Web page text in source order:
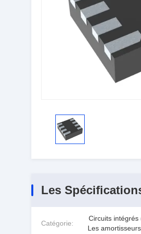
Les
Catégorie:
Circuits intégrés
Les